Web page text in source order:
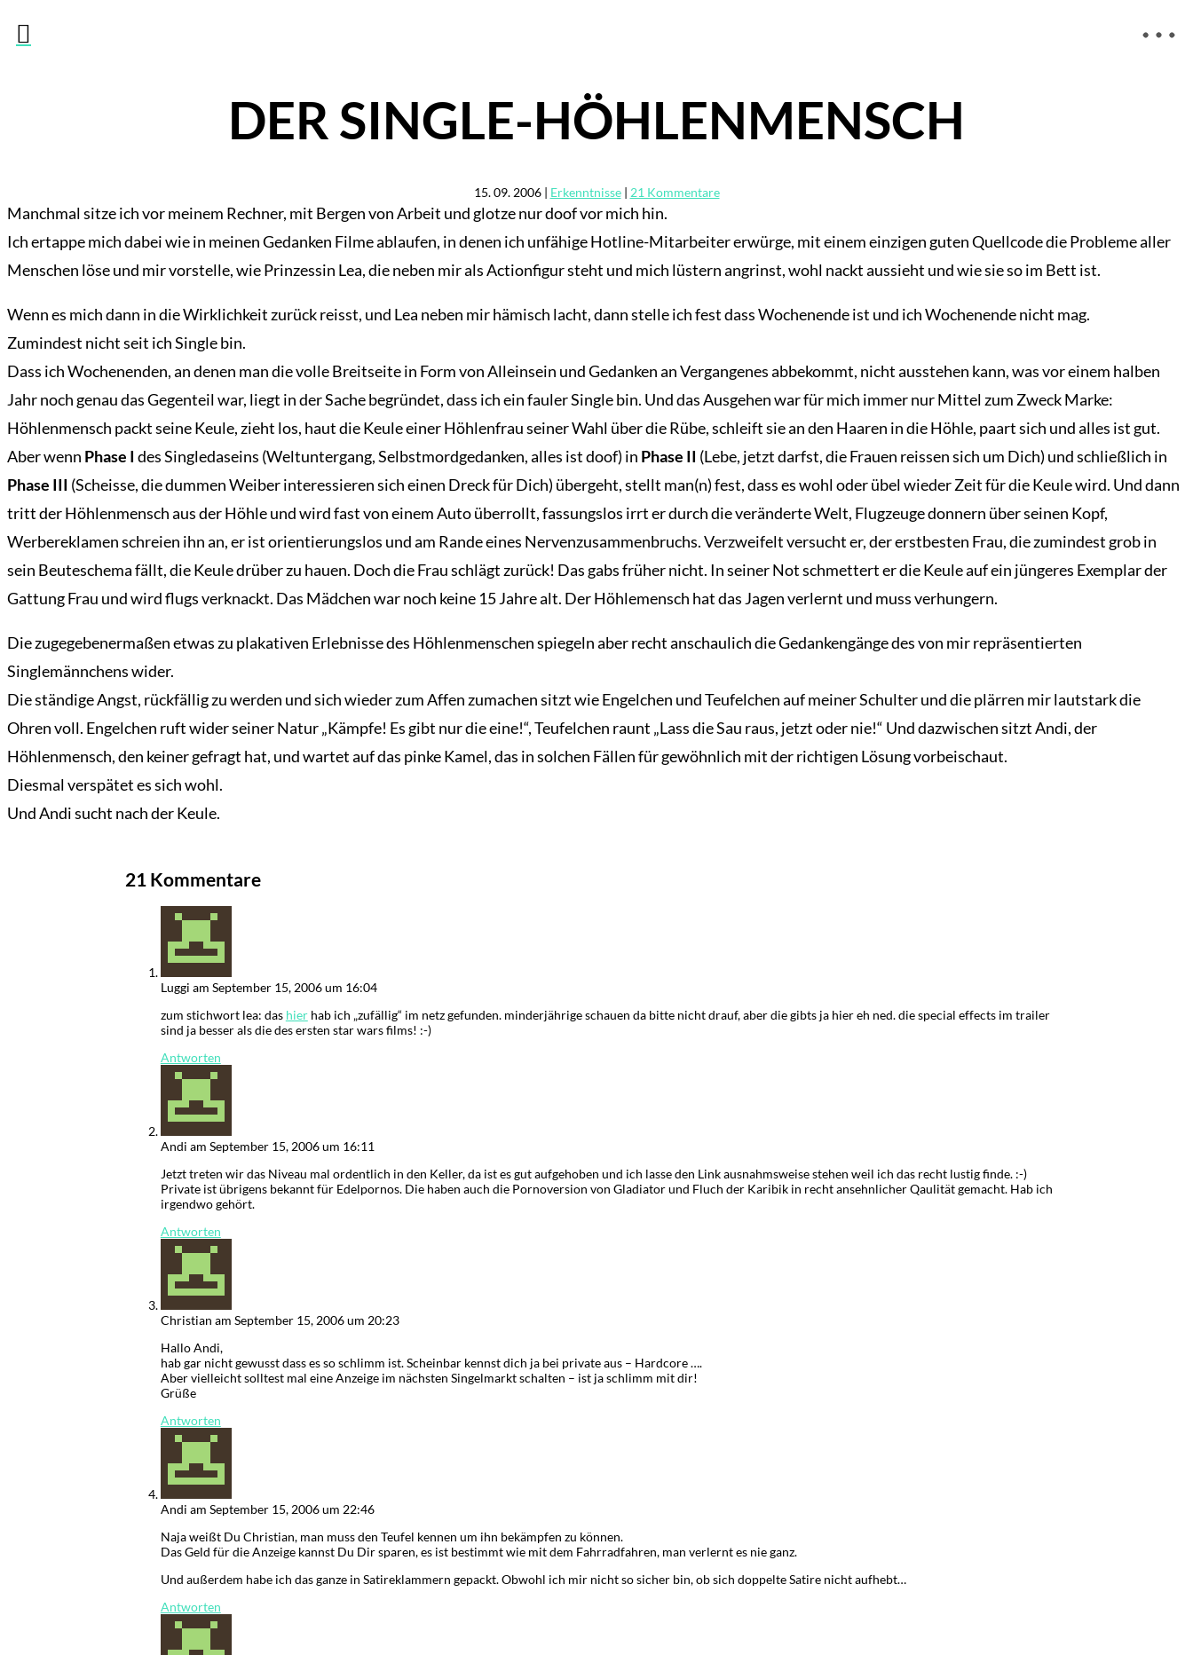

DER SINGLE-HÖHLENMENSCH
15. 09. 2006| Erkenntnisse| 21 Kommentare
Manchmal sitze ich vor meinem Rechner, mit Bergen von Arbeit und glotze nur doof vor mich hin.
Ich ertappe mich dabei wie in meinen Gedanken Filme ablaufen, in denen ich unfähige Hotline-Mitarbeiter erwürge, mit einem einzigen guten Quellcode die Probleme aller
Menschen löse und mir vorstelle, wie Prinzessin Lea, die neben mir als Actionfigur steht und mich lüstern angrinst, wohl nackt aussieht und wie sie so im Bett ist.
Wenn es mich dann in die Wirklichkeit zurück reisst, und Lea neben mir hämisch lacht, dann stelle ich fest dass Wochenende ist und ich Wochenende nicht mag.
Zumindest nicht seit ich Single bin.
Dass ich Wochenenden, an denen man die volle Breitseite in Form von Alleinsein und Gedanken an Vergangenes abbekommt, nicht ausstehen kann, was vor einem halben
Jahr noch genau das Gegenteil war, liegt in der Sache begründet, dass ich ein fauler Single bin. Und das Ausgehen war für mich immer nur Mittel zum Zweck Marke:
Höhlenmensch packt seine Keule, zieht los, haut die Keule einer Höhlenfrau seiner Wahl über die Rübe, schleift sie an den Haaren in die Höhle, paart sich und alles ist gut.
Aber wenn Phase I des Singledaseins (Weltuntergang, Selbstmordgedanken, alles ist doof) in Phase II (Lebe, jetzt darfst, die Frauen reissen sich um Dich) und schließlich in
Phase III (Scheisse, die dummen Weiber interessieren sich einen Dreck für Dich) übergeht, stellt man(n) fest, dass es wohl oder übel wieder Zeit für die Keule wird. Und dann
tritt der Höhlenmensch aus der Höhle und wird fast von einem Auto überrollt, fassungslos irrt er durch die veränderte Welt, Flugzeuge donnern über seinen Kopf,
Werbereklamen schreien ihn an, er ist orientierungslos und am Rande eines Nervenzusammenbruchs. Verzweifelt versucht er, der erstbesten Frau, die zumindest grob in
sein Beuteschema fällt, die Keule drüber zu hauen. Doch die Frau schlägt zurück! Das gabs früher nicht. In seiner Not schmettert er die Keule auf ein jüngeres Exemplar der
Gattung Frau und wird flugs verknackt. Das Mädchen war noch keine 15 Jahre alt. Der Höhlemensch hat das Jagen verlernt und muss verhungern.
Die zugegebenermaßen etwas zu plakativen Erlebnisse des Höhlenmenschen spiegeln aber recht anschaulich die Gedankengänge des von mir repräsentierten
Singlemännchens wider.
Die ständige Angst, rückfällig zu werden und sich wieder zum Affen zumachen sitzt wie Engelchen und Teufelchen auf meiner Schulter und die plärren mir lautstark die
Ohren voll. Engelchen ruft wider seiner Natur „Kämpfe! Es gibt nur die eine!“, Teufelchen raunt „Lass die Sau raus, jetzt oder nie!“ Und dazwischen sitzt Andi, der
Höhlenmensch, den keiner gefragt hat, und wartet auf das pinke Kamel, das in solchen Fällen für gewöhnlich mit der richtigen Lösung vorbeischaut.
Diesmal verspätet es sich wohl.
Und Andi sucht nach der Keule.
21 Kommentare
Luggi am September 15, 2006 um 16:04
zum stichwort lea: das hierhab ich „zufällig“ im netz gefunden. minderjährige schauen da bitte nicht drauf, aber die gibts ja hier eh ned. die special effects im trailer
sind ja besser als die des ersten star wars films! :-)
Antworten
Andi am September 15, 2006 um 16:11
Jetzt treten wir das Niveau mal ordentlich in den Keller, da ist es gut aufgehoben und ich lasse den Link ausnahmsweise stehen weil ich das recht lustig finde. :-)
Private ist übrigens bekannt für Edelpornos. Die haben auch die Pornoversion von Gladiator und Fluch der Karibik in recht ansehnlicher Qaulität gemacht. Hab ich
irgendwo gehört.
Antworten
Christian am September 15, 2006 um 20:23
Hallo Andi,
hab gar nicht gewusst dass es so schlimm ist. Scheinbar kennst dich ja bei private aus – Hardcore ….
Aber vielleicht solltest mal eine Anzeige im nächsten Singelmarkt schalten – ist ja schlimm mit dir!
Grüße
Antworten
Andi am September 15, 2006 um 22:46
Naja weißt Du Christian, man muss den Teufel kennen um ihn bekämpfen zu können.
Das Geld für die Anzeige kannst Du Dir sparen, es ist bestimmt wie mit dem Fahrradfahren, man verlernt es nie ganz.
Und außerdem habe ich das ganze in Satireklammern gepackt. Obwohl ich mir nicht so sicher bin, ob sich doppelte Satire nicht aufhebt…
Antworten